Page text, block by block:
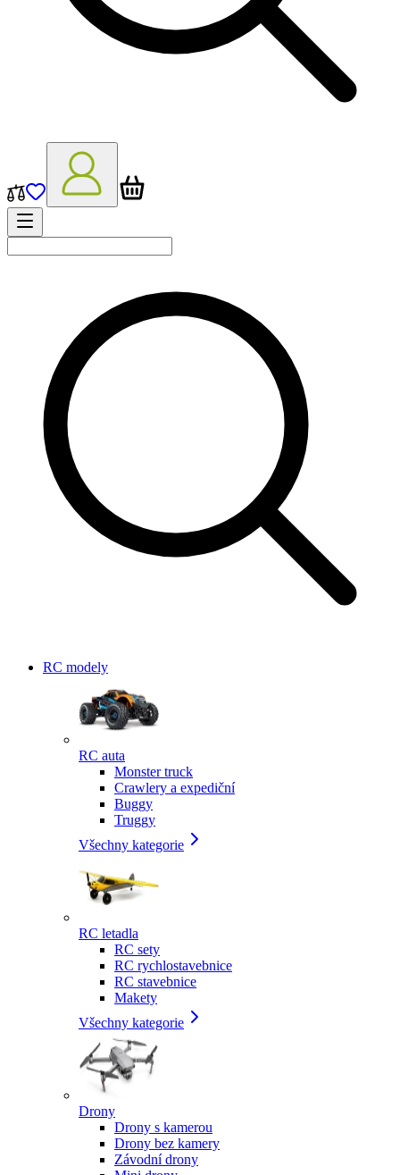
RC modely
RC auta
Monster truck
Crawlery a expediční
Buggy
Truggy
Všechny kategorie
RC letadla
RC sety
RC rychlostavebnice
RC stavebnice
Makety
Všechny kategorie
Drony
Drony s kamerou
Drony bez kamery
Závodní drony